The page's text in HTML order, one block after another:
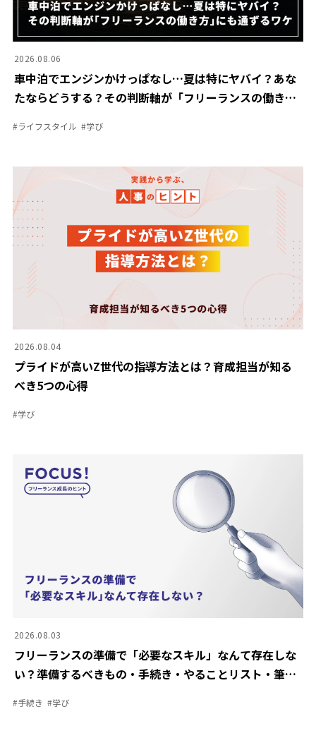
2026.08.06
車中泊でエンジンかけっぱなし…夏は特にヤバイ？あな
たならどうする？その判断軸が「フリーランスの働き
#ライフスタイル #学び
2026.08.04
プライドが高いZ世代の指導方法とは？育成担当が知る
べき5つの心得
#学び
2026.08.03
フリーランスの準備で「必要なスキル」なんて存在しな
い？準備するべきもの・手続き・やることリスト・筆者
#手続き #学び